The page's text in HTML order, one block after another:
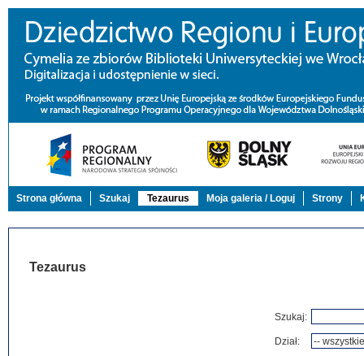
Strona główna Szukaj Tezaurus Moja galeria / Loguj Strony
Tezaurus
Szukaj:
Dział: